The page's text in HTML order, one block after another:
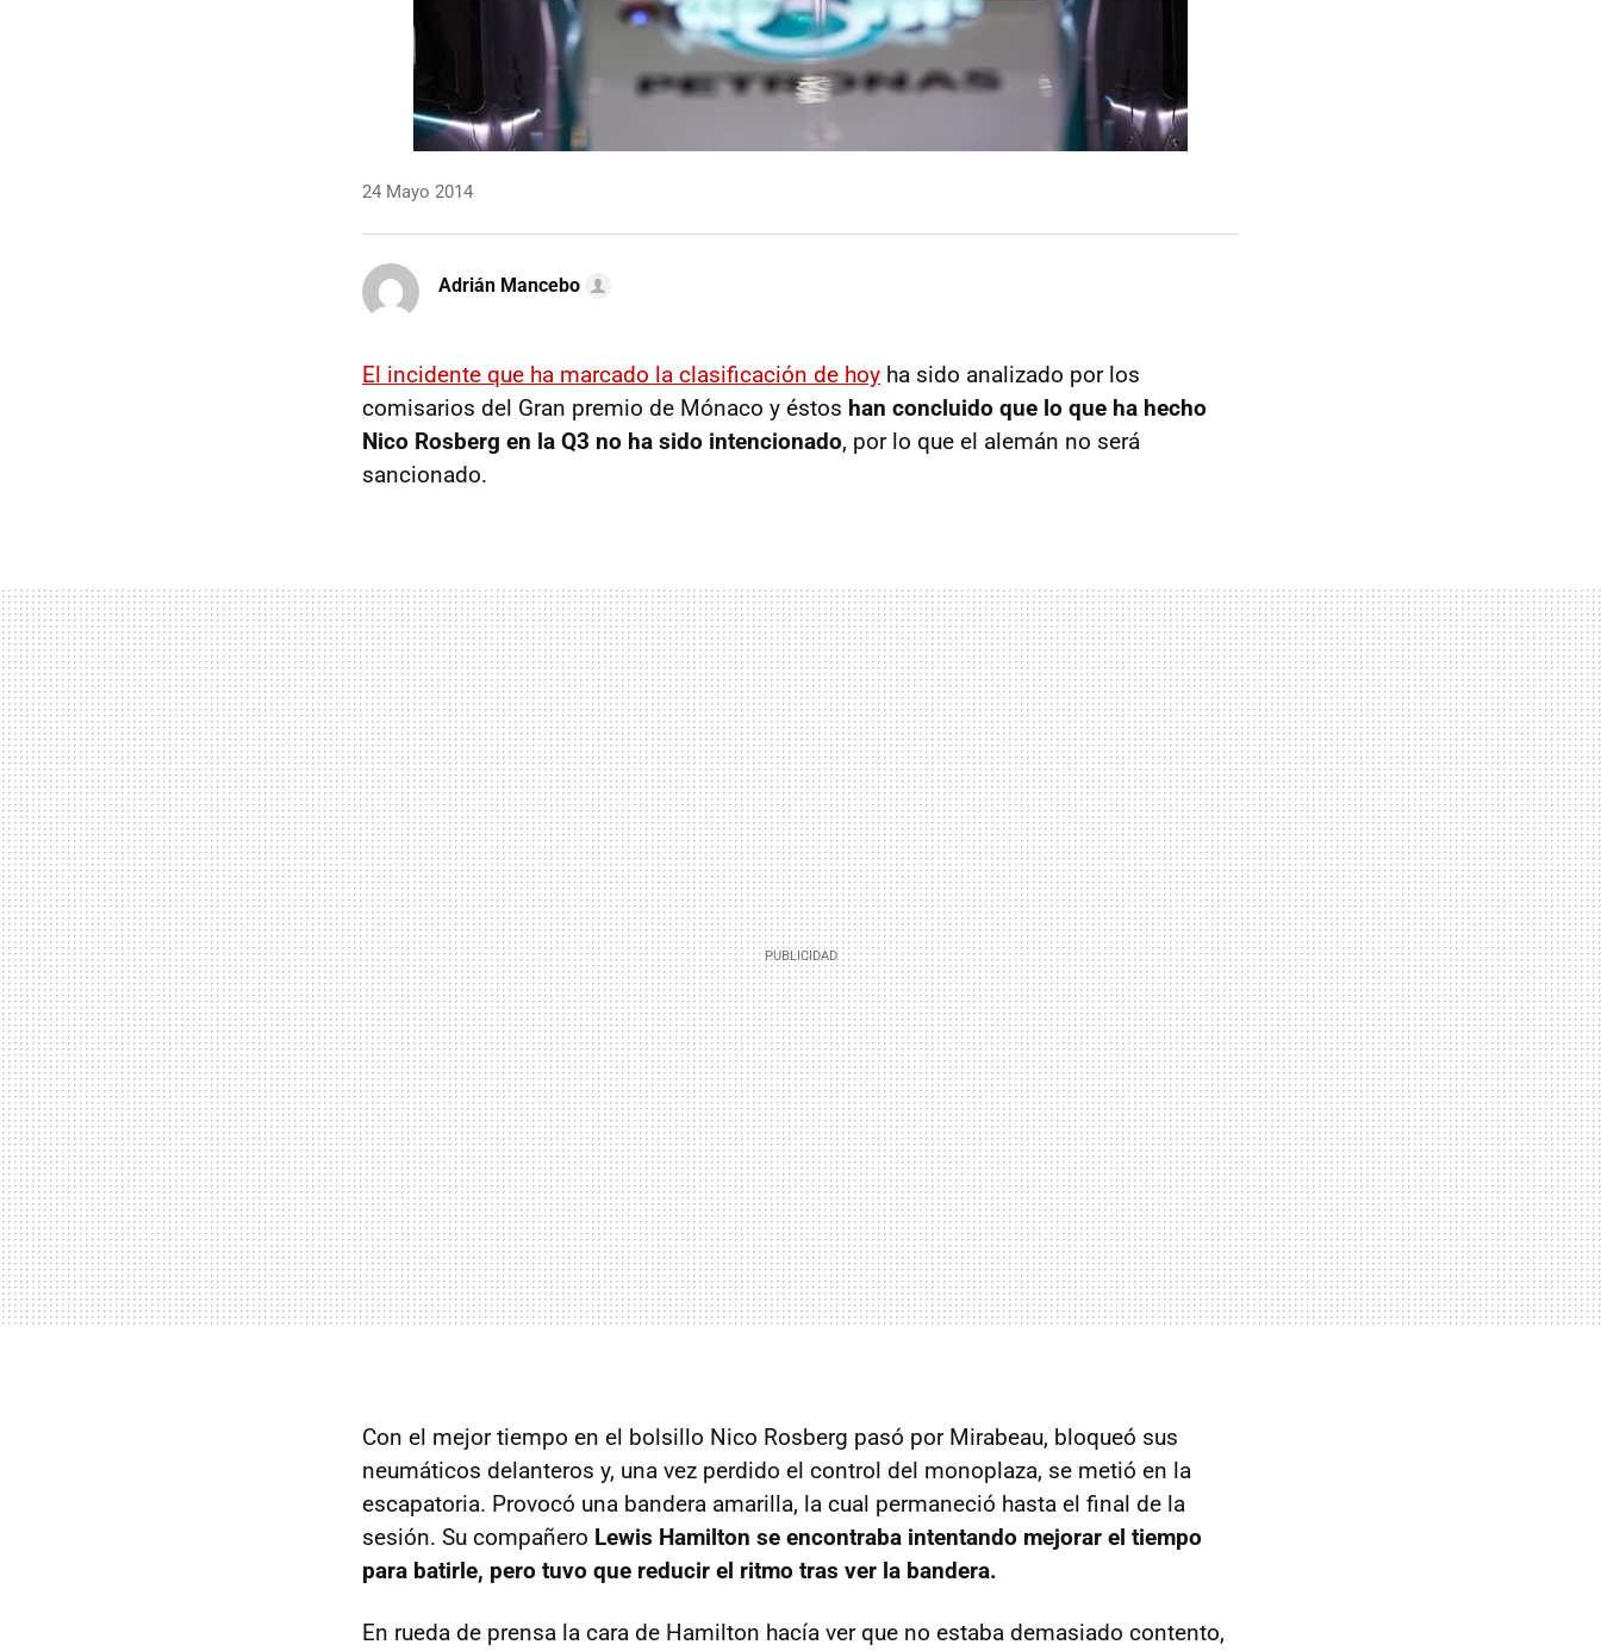
24 Mayo 2014
Adrián Mancebo
El incidente que ha marcado la clasificación de hoy ha sido analizado por los
comisarios del Gran premio de Mónaco y éstos han concluido que lo que ha hecho
Nico Rosberg en la Q3 no ha sido intencionado, por lo que el alemán no será
sancionado.
Con el mejor tiempo en el bolsillo Nico Rosberg pasó por Mirabeau, bloqueó sus
neumáticos delanteros y, una vez perdido el control del monoplaza, se metió en la
escapatoria. Provocó una bandera amarilla, la cual permaneció hasta el final de la
sesión. Su compañero Lewis Hamilton se encontraba intentando mejorar el tiempo
para batirle, pero tuvo que reducir el ritmo tras ver la bandera.
En rueda de prensa la cara de Hamilton hacía ver que no estaba demasiado contento,